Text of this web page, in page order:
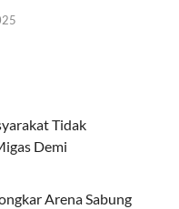
Tidak
Demi
Arena Sabung